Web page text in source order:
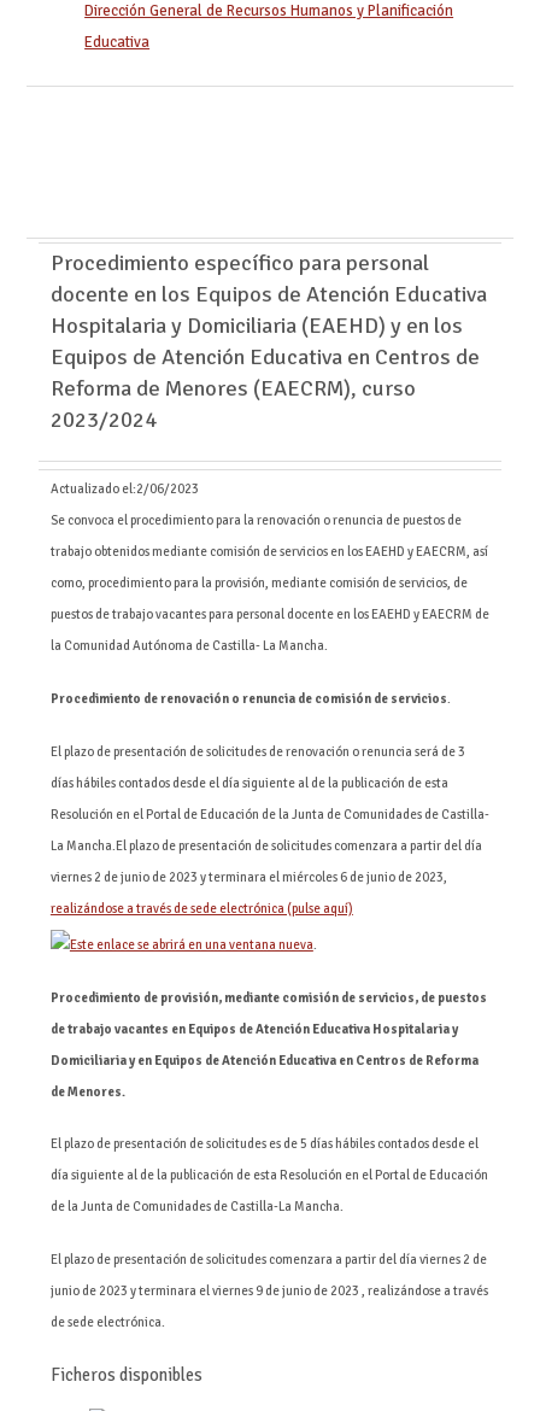
Dirección General de Recursos Humanos y Planificación
Educativa
Procedimiento específico para personal
docente en los Equipos de Atención Educativa
Hospitalaria y Domiciliaria (EAEHD) y en los
Equipos de Atención Educativa en Centros de
Reforma de Menores (EAECRM), curso
2023/2024
Actualizado el:2/06/2023
Se convoca el procedimiento para la renovación o renuncia de puestos de
trabajo obtenidos mediante comisión de servicios en los EAEHD y EAECRM, así
como, procedimiento para la provisión, mediante comisión de servicios, de
puestos de trabajo vacantes para personal docente en los EAEHD y EAECRM de
la Comunidad Autónoma de Castilla- La Mancha.
Procedimiento de renovación o renuncia de comisión de servicios.
El plazo de presentación de solicitudes de renovación o renuncia será de 3
días hábiles contados desde el día siguiente al de la publicación de esta
Resolución en el Portal de Educación de la Junta de Comunidades de Castilla-
La Mancha.El plazo de presentación de solicitudes comenzara a partir del día
viernes 2 de junio de 2023 y terminara el miércoles 6 de junio de 2023,
realizándose a través de sede electrónica (pulse aquí)
.
Procedimiento de provisión, mediante comisión de servicios, de puestos
de trabajo vacantes en Equipos de Atención Educativa Hospitalaria y
Domiciliaria y en Equipos de Atención Educativa en Centros de Reforma
de Menores.
El plazo de presentación de solicitudes es de 5 días hábiles contados desde el
día siguiente al de la publicación de esta Resolución en el Portal de Educación
de la Junta de Comunidades de Castilla-La Mancha.
El plazo de presentación de solicitudes comenzara a partir del día viernes 2 de
junio de 2023 y terminara el viernes 9 de junio de 2023 , realizándose a través
de sede electrónica.
Ficheros disponibles